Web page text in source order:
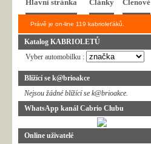
Hlavní stránka Články Členové
Právě je on-line 119 kabrioleťáků.
Katalog KABRIOLETŮ
Vyber automobilku :
Blížící se k@brioakce
Nejsou žádné blížící se k@brioakce.
WhatsApp kanál Cabrio Clubu
Online uživatelé